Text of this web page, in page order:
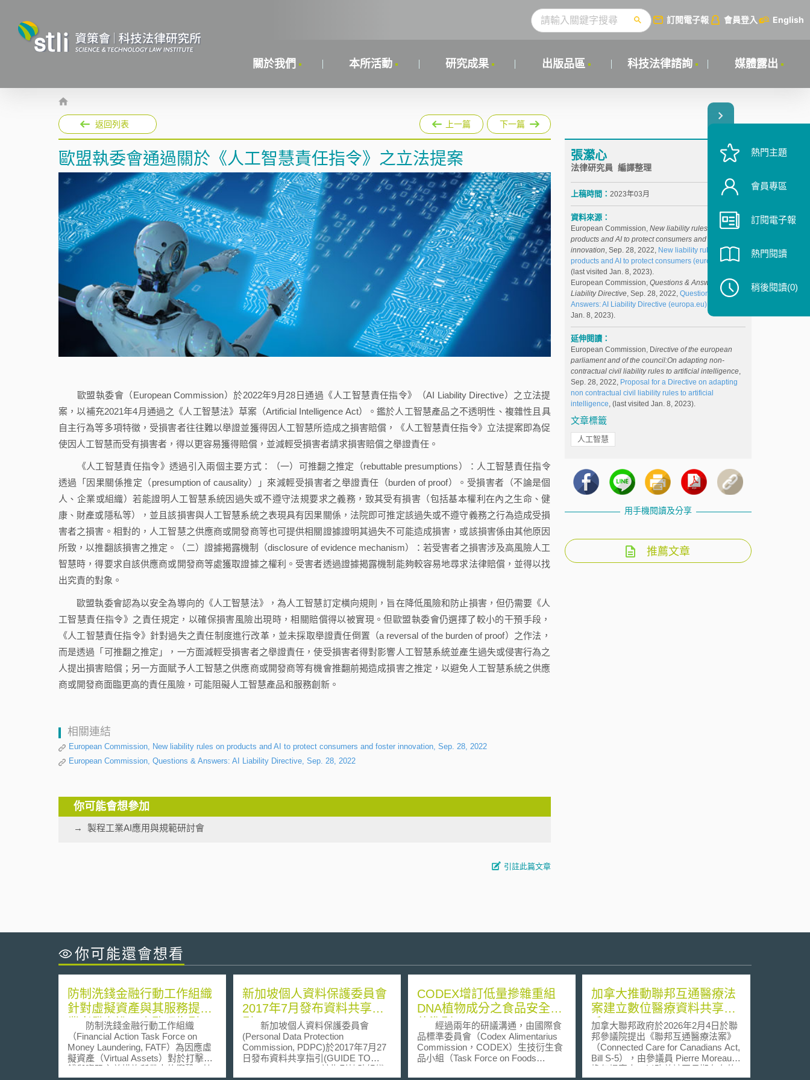
訂閱電子報 會員登入 English
關於我們 本所活動 研究成果 出版品區 科技法律諮詢 媒體露出
返回列表 上一篇 下一篇
歐盟執委會通過關於《人工智慧責任指令》之立法提案
歐盟執委會（European Commission）於2022年9月28日通過《人工智慧責任指令》（AI Liability Directive）之立法提
案，以補充2021年4月通過之《人工智慧法》草案（Artificial Intelligence Act）。鑑於人工智慧產品之不透明性、複雜性且具
自主行為等多項特徵，受損害者往往難以舉證並獲得因人工智慧所造成之損害賠償，《人工智慧責任指令》立法提案即為促
使因人工智慧而受有損害者，得以更容易獲得賠償，並減輕受損害者請求損害賠償之舉證責任。
《人工智慧責任指令》透過引入兩個主要方式：（一）可推翻之推定（rebuttable presumptions）：人工智慧責任指令
透過「因果關係推定（presumption of causality）」來減輕受損害者之舉證責任（burden of proof）。受損害者（不論是個
人、企業或組織）若能證明人工智慧系統因過失或不遵守法規要求之義務，致其受有損害（包括基本權利在內之生命、健
康、財產或隱私等），並且該損害與人工智慧系統之表現具有因果關係，法院即可推定該過失或不遵守義務之行為造成受損
害者之損害。相對的，人工智慧之供應商或開發商等也可提供相關證據證明其過失不可能造成損害，或該損害係由其他原因
所致，以推翻該損害之推定。（二）證據揭露機制（disclosure of evidence mechanism）：若受害者之損害涉及高風險人工
智慧時，得要求自該供應商或開發商等處獲取證據之權利。受害者透過證據揭露機制能夠較容易地尋求法律賠償，並得以找
出究責的對象。
歐盟執委會認為以安全為導向的《人工智慧法》，為人工智慧訂定橫向規則，旨在降低風險和防止損害，但仍需要《人
工智慧責任指令》之責任規定，以確保損害風險出現時，相關賠償得以被實現。但歐盟執委會仍選擇了較小的干預手段，
《人工智慧責任指令》針對過失之責任制度進行改革，並未採取舉證責任倒置（a reversal of the burden of proof）之作法，
而是透過「可推翻之推定」，一方面減輕受損害者之舉證責任，使受損害者得對影響人工智慧系統並產生過失或侵害行為之
人提出損害賠償；另一方面賦予人工智慧之供應商或開發商等有機會推翻前揭造成損害之推定，以避免人工智慧系統之供應
商或開發商面臨更高的責任風險，可能阻礙人工智慧產品和服務創新。
相關連結
European Commission, New liability rules on products and AI to protect consumers and foster innovation, Sep. 28, 2022
European Commission, Questions & Answers: AI Liability Directive, Sep. 28, 2022
你可能會想參加
製程工業AI應用與規範研討會
引註此篇文章
張瀠心
法律研究員 編譯整理
上稿時間： 2023年03月
資料來源：
European Commission, New liability rules on
products and AI to protect consumers and foster
innovation, Sep. 28, 2022, New liability rules on
products and AI to protect consumers (europa.eu)
(last visited Jan. 8, 2023).
European Commission, Questions & Answers: AI
Liability Directive, Sep. 28, 2022, Questions &
Answers: AI Liability Directive (europa.eu)(last visited
Jan. 8, 2023).
延伸閱讀：
European Commission, Directive of the european
parliament and of the council:On adapting non-
contractual civil liability rules to artificial intelligence,
Sep. 28, 2022, Proposal for a Directive on adapting
non contractual civil liability rules to artificial
intelligence, (last visited Jan. 8, 2023).
文章標籤
人工智慧
用手機閱讀及分享
推薦文章
你可能還會想看
防制洗錢金融行動工作組織
針對虛擬資產與其服務提供
業者發布進一步監理指引
防制洗錢金融行動工作組織
（Financial Action Task Force on
Money Laundering, FATF）為因應虛
擬資產（Virtual Assets）對於打擊洗
錢與資恐主義措施所帶來的衝擊，協
新加坡個人資料保護委員會
2017年7月發布資料共享指
新加坡個人資料保護委員會
(Personal Data Protection
Commission, PDPC)於2017年7月27
日發布資料共享指引(GUIDE TO
DATA SHARING)，該指引協助組織
CODEX增訂低量摻雜重組
DNA植物成分之食品安全評
估準則
經過兩年的研議溝通，由國際食
品標準委員會（Codex Alimentarius
Commission，CODEX）生技衍生食
品小組（Task Force on Foods
加拿大推動聯邦互通醫療法
案建立數位醫療資料共享體
系
加拿大聯邦政府於2026年2月4日於聯
邦參議院提出《聯邦互通醫療法案》
（Connected Care for Canadians Act,
Bill S-5），由參議員 Pierre Moreau
擔任提案人，以改善該國長期存在的
熱門主題
會員專區
訂閱電子報
熱門閱讀
稍後閱讀(0)